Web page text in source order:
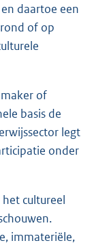
daartoe een
of op
of
basis de
legt
onder
cultureel
immateriële,